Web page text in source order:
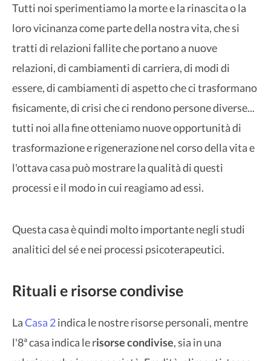
Tutti noi sperimentiamo la morte e la rinascita o la
loro vicinanza come parte della nostra vita, che si
tratti di relazioni fallite che portano a nuove
relazioni, di cambiamenti di carriera, di modi di
essere, di cambiamenti di aspetto che ci trasformano
fisicamente, di crisi che ci rendono persone diverse...
tutti noi alla fine otteniamo nuove opportunità di
trasformazione e rigenerazione nel corso della vita e
l'ottava casa può mostrare la qualità di questi
processi e il modo in cui reagiamo ad essi.
Questa casa è quindi molto importante negli studi
analitici del sé e nei processi psicoterapeutici.
Rituali e risorse condivise
LaCasa 2indica le nostre risorse personali, mentre
l'8ª casa indica le risorse condivise, sia in una